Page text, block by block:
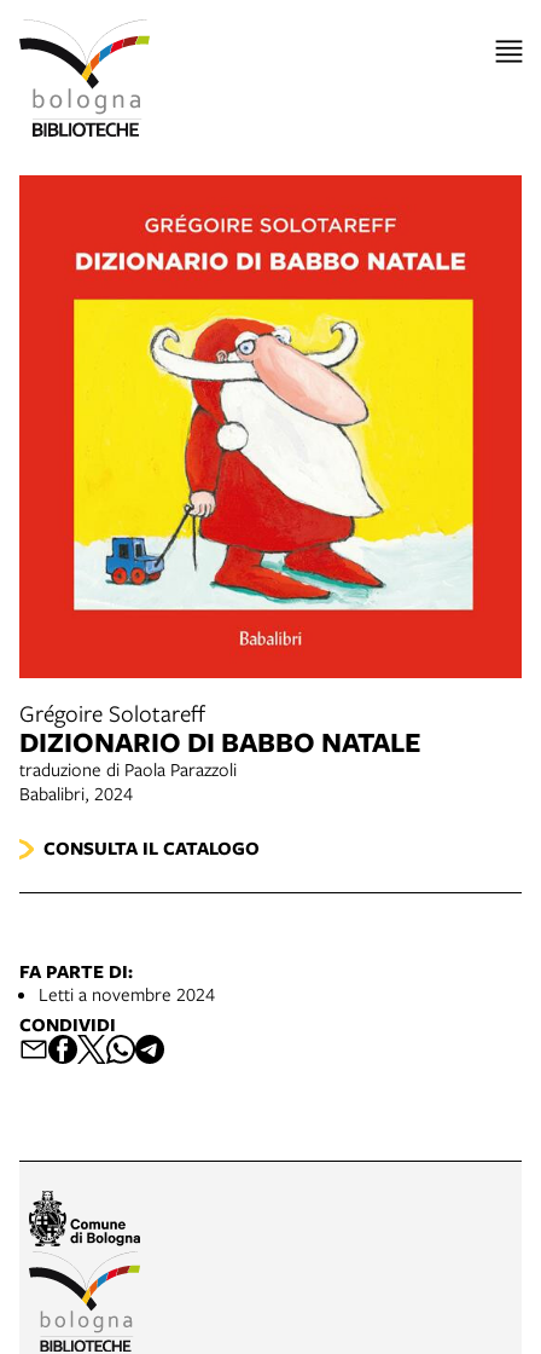
Grégoire Solotareff
DIZIONARIO DI BABBO NATALE
traduzione di Paola Parazzoli
Babalibri, 2024
CONSULTA IL CATALOGO
FA PARTE DI:
Letti a novembre 2024
CONDIVIDI